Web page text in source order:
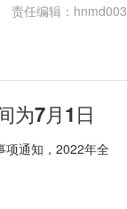
责任编辑：hnmd003
为7月1日
项通知，2022年全